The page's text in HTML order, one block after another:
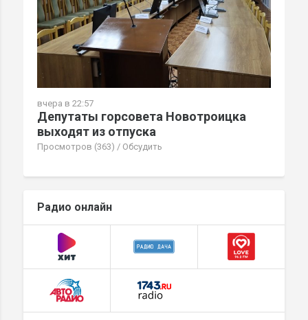
вчера в 22:57
Депутаты горсовета Новотроицка
выходят из отпуска
Просмотров (363) / Обсудить
Радио онлайн